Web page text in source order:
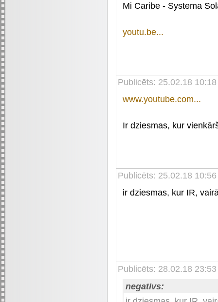
Mi Caribe - Systema
youtu.be...
Publicēts: 25.02.18 10:18
www.youtube.com...
Ir dziesmas, kur
Publicēts: 25.02.18 10:56
ir dziesmas, kur IR,
Publicēts: 28.02.18 23:53
negatIvs: